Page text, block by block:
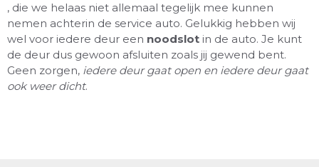
, die we helaas niet allemaal tegelijk mee kunnen
nemen achterin de service auto. Gelukkig hebben wij
wel voor iedere deur een noodslot in de auto. Je kunt
de deur dus gewoon afsluiten zoals jij gewend bent.
Geen zorgen, iedere deur gaat open en iedere deur gaat
ook weer dicht.